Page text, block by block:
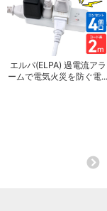
エルパ(ELPA) 過電流アラ
ームで電気火災を防ぐ電